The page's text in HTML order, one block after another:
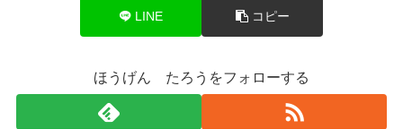
LINE コピー
ほうげん たろうをフォローする